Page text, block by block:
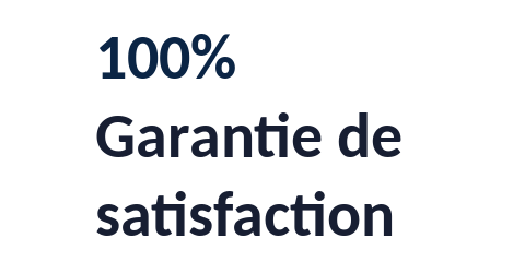
100%
Garantie de
satisfaction